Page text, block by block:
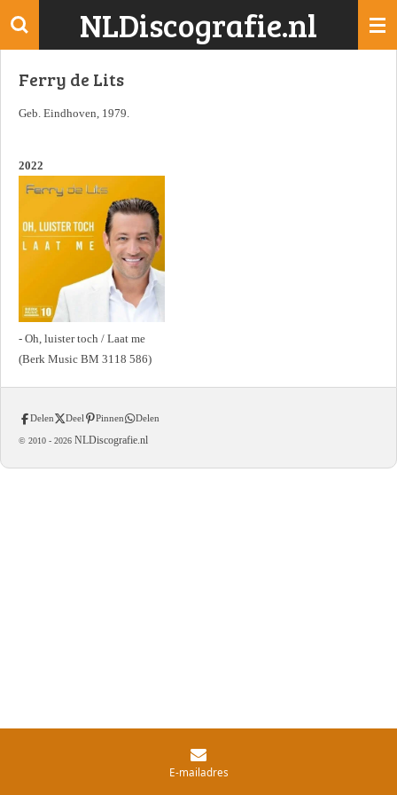
Ga
de
NLDiscografie.nl
Ferry de Lits
Geb. Eindhoven, 1979.
2022
- Oh, luister toch / Laat me
(Berk Music BM 3118 586)
Delen Deel Pinnen Delen
© 2010 - 2026 NLDiscografie.nl
E-mailadres